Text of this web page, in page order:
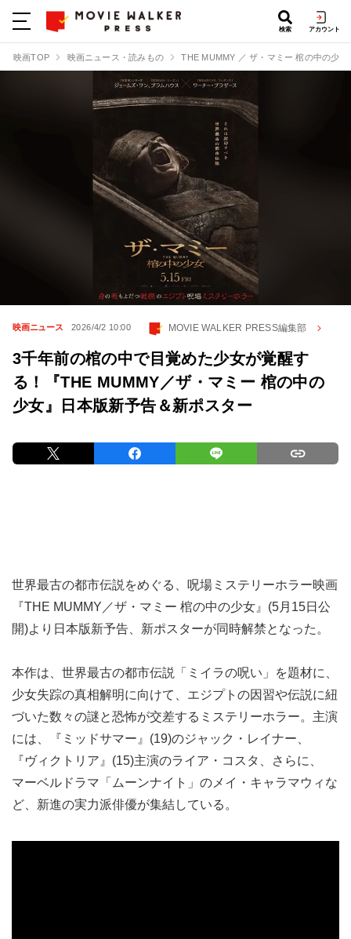
検索 アカウント
映画TOP 映画ニュース・読みもの THE MUMMY ／ ザ・マミー 棺の中の少女
映画ニュース 2026/4/2 10:00 MOVIE WALKER PRESS編集部
3千年前の棺の中で目覚めた少女が覚醒す
る！『THE MUMMY／ザ・マミー 棺の中の
少女』日本版新予告＆新ポスター
世界最古の都市伝説をめぐる、呪場ミステリーホラー映画
『THE MUMMY／ザ・マミー 棺の中の少女』(5月15日公
開)より日本版新予告、新ポスターが同時解禁となった。
本作は、世界最古の都市伝説「ミイラの呪い」を題材に、
少女失踪の真相解明に向けて、エジプトの因習や伝説に紐
づいた数々の謎と恐怖が交差するミステリーホラー。主演
には、『ミッドサマー』(19)のジャック・レイナー、
『ヴィクトリア』(15)主演のライア・コスタ、さらに、
マーベルドラマ「ムーンナイト」のメイ・キャラマウィな
ど、新進の実力派俳優が集結している。